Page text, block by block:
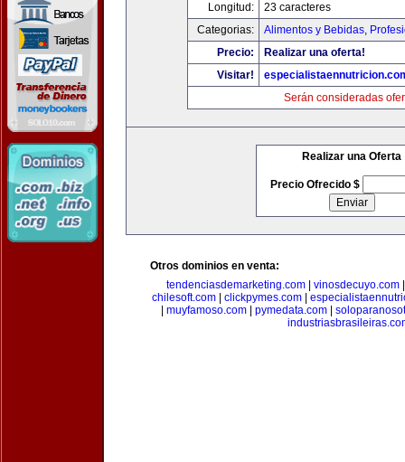
Longitud:
23 caracteres
Categorias:
Alimentos y Bebidas,
Precio:
Realizar una oferta!
Visitar!
Serán consideradas
Realizar una Oferta
Precio Ofrecido $
Otros dominios en venta:
tendenciasdemarketing.com| vinosdecuyo.com
chilesoft.com
clickpymes.com
muyfamoso.com pymedata.com